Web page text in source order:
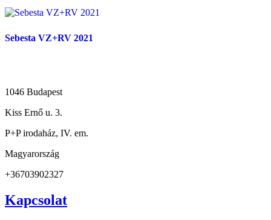
Sebesta VZ+RV 2021
1046 Budapest
Kiss Ernő u. 3.
P+P irodaház, IV. em.
Magyarország
+36703902327
Kapcsolat